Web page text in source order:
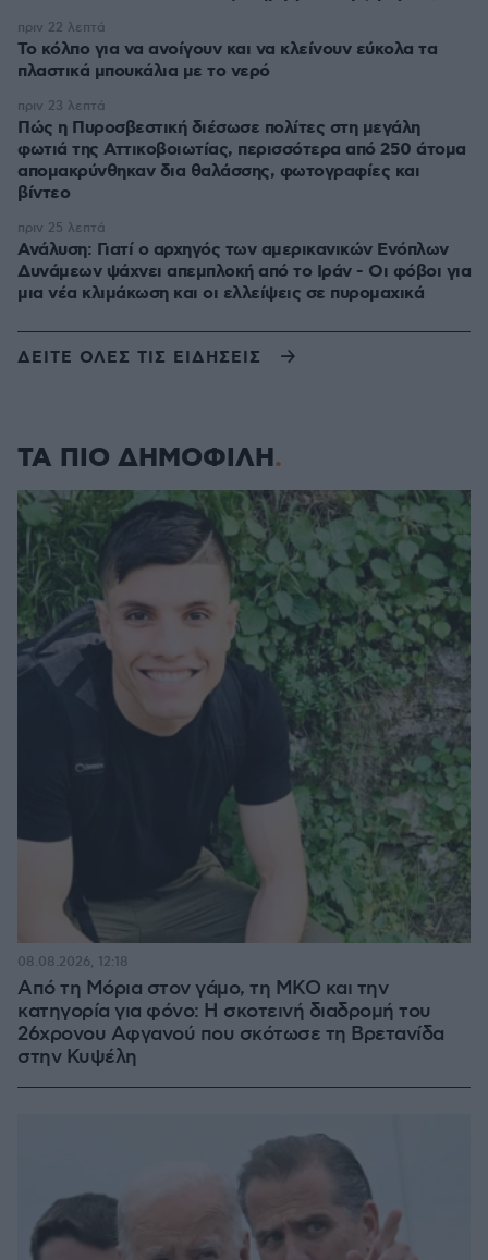
Το κόλπο για να ανοίγουν και να κλείνουν εύκολα τα
πλαστικά μπουκάλια με το νερό
πριν 22 λεπτά
Πώς η Πυροσβεστική διέσωσε πολίτες στη μεγάλη
φωτιά της Αττικοβοιωτίας, περισσότερα από 250 άτομα
απομακρύνθηκαν δια θαλάσσης, φωτογραφίες και
βίντεο
πριν 23 λεπτά
Ανάλυση: Γιατί ο αρχηγός των αμερικανικών Ενόπλων
Δυνάμεων ψάχνει απεμπλοκή από το Ιράν - Οι φόβοι για
μια νέα κλιμάκωση και οι ελλείψεις σε πυρομαχικά
πριν 25 λεπτά
ΔΕΙΤΕ ΟΛΕΣ ΤΙΣ ΕΙΔΗΣΕΙΣ
ΤΑ ΠΙΟ ΔΗΜΟΦΙΛΗ
Από τη Μόρια στον γάμο, τη ΜΚΟ και την
κατηγορία για φόνο: Η σκοτεινή διαδρομή του
26χρονου Αφγανού που σκότωσε τη Βρετανίδα
στην Κυψέλη
08.08.2026, 12:18